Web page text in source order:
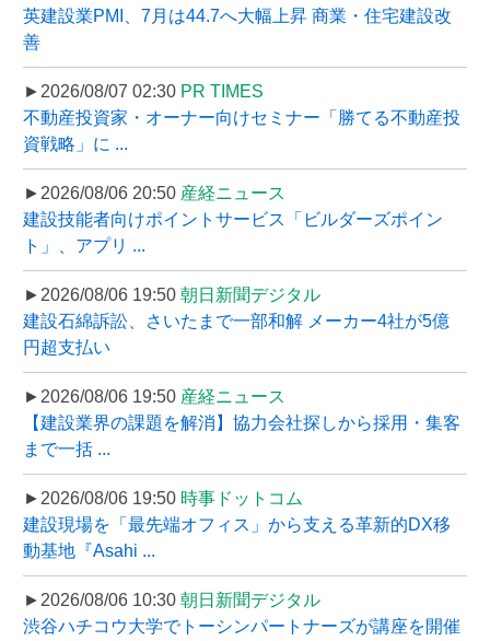
英建設業PMI、7月は44.7へ大幅上昇 商業・住宅建設改
善
►2026/08/07 02:30 PR TIMES
不動産投資家・オーナー向けセミナー「勝てる不動産投
資戦略」に ...
►2026/08/06 20:50 産経ニュース
建設技能者向けポイントサービス「ビルダーズポイン
ト」、アプリ ...
►2026/08/06 19:50 朝日新聞デジタル
建設石綿訴訟、さいたまで一部和解 メーカー4社が5億
円超支払い
►2026/08/06 19:50 産経ニュース
【建設業界の課題を解消】協力会社探しから採用・集客
まで一括 ...
►2026/08/06 19:50 時事ドットコム
建設現場を「最先端オフィス」から支える革新的DX移
動基地『Asahi ...
►2026/08/06 10:30 朝日新聞デジタル
渋谷ハチコウ大学でトーシンパートナーズが講座を開催